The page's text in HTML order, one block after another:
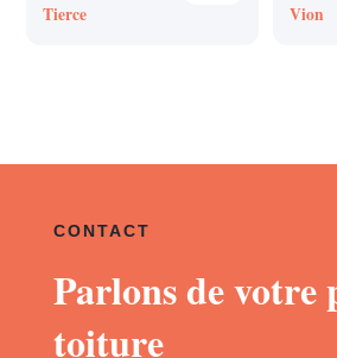
Tierce Vion
CONTACT
Parlons de votre
toiture